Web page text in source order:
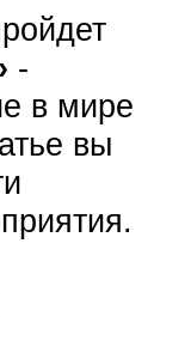
-
в мире
вы